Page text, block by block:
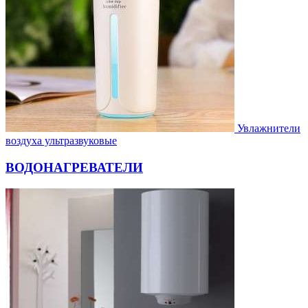
Увлажнители
воздуха ультразвуковые
ВОДОНАГРЕВАТЕЛИ